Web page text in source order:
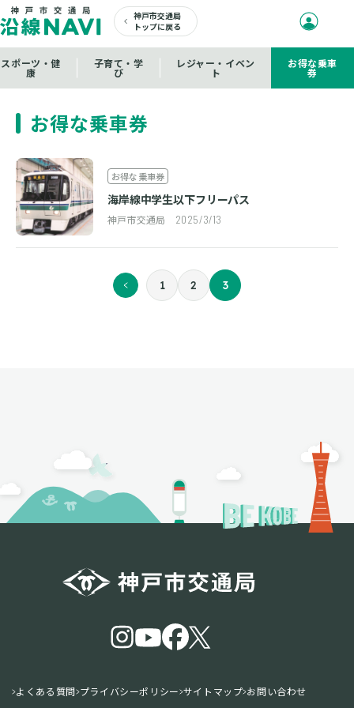
神戸市交通局
トップに戻る
スポーツ・健
康
子育て・学
び
レジャー・イベン
ト
お得な乗車
券
お得な乗車券
お得な乗車券
海岸線中学生以下フリーパス
神戸市交通局 2025/3/13
1 2 3
よくある質問 プライバシーポリシー サイトマップ お問い合わせ